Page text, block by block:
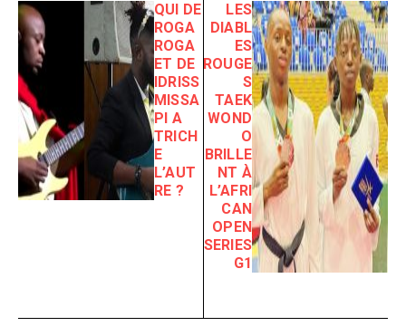
QUI DE
ROGA
ROGA
ET DE
IDRISS
MISSA
PI A
TRICH
E
L’AUT
RE ?
LES
DIABL
ES
ROUGE
S
TAEK
WOND
O
BRILLE
NT À
L’AFRI
CAN
OPEN
SERIES
G1